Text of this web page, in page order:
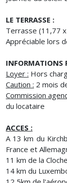
LE TERRASSE :
Terrasse (11,77
Appréciable lors
INFORMATIONS
Loyer : Hors
Caution : 2 mois
Commission
du locataire
ACCES :
A 13 km du
France et
11 km de la
14 km du